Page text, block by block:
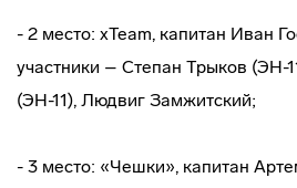
- 2 место: xTeam, капитан Иван
участники – Степан Трыков (ЭН-
(ЭН-11), Людвиг Замжитский;
- 3 место: «Чешки», капитан